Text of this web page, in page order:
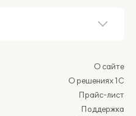
О сайте
О решениях 1С
Прайс-лист
Поддержка